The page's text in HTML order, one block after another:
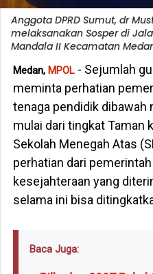
Anggota DPRD Sumut, dr
melaksanakan Sosper di
Mandala II Kecamatan
Medan, MPOL- Sejumlah
meminta perhatian
tenaga pendidik dibawah
mulai dari tingkat Taman
Sekolah Menegah Atas
perhatian dari
kesejahteraan yang
selama ini bisa
Baca Juga: